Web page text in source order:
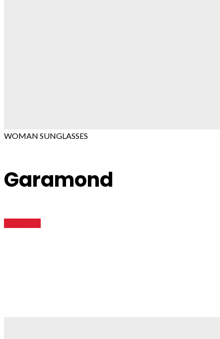
WOMAN SUNGLASSES
Garamond